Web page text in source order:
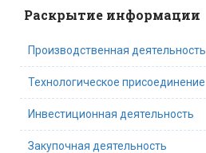
Раскрытие информации
Производственная деятельность
Технологическое присоединение
Инвестиционная деятельность
Закупочная деятельность